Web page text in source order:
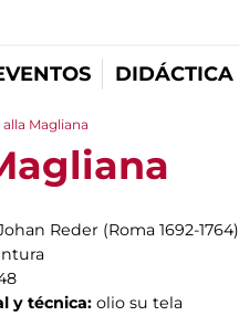
DIDÁCTICA
Magliana
Reder (Roma 1692-1764)
y técnica: olio su tela